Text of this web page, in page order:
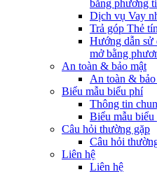
bằng phương
Dịch vụ Vay
Trả góp Thẻ
Hướng dẫn sử
mở bằng
An toàn & bảo mật
An toàn & bảo
Biểu mẫu biểu phí
Thông tin
Biểu mẫu biểu
Câu hỏi thường gặp
Câu hỏi
Liên hệ
Liên hệ